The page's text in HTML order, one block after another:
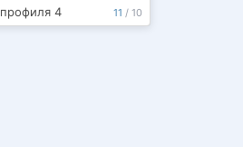
11 / 10
4